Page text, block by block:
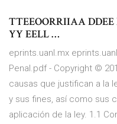
TTEEOORRIIAA
YY EELL …
eprints.uanl.mx
Penal.pdf - Copyright ©
causas que justifican a la
y sus fines, así como sus
aplicación de la ley. 1.1